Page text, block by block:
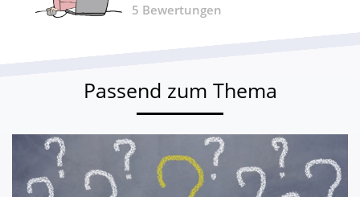
5 Bewertungen
Passend zum Thema